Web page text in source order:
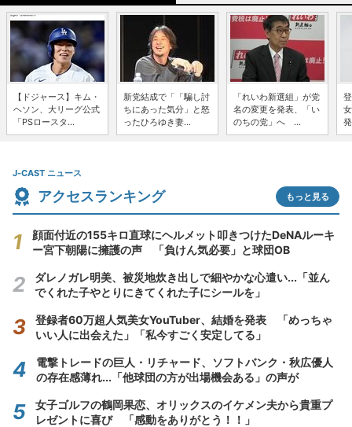
【ドジャース】キム・
ヘソン、大リーグ公式
「PSロースタ...
新党結成で「「騙し討
ちにあった気分」と怒
ったひろゆき妻...
「れいわ新選組」が党
名の変更を発表、「い
のちの党」へ ...
J-CAST ニュース
アクセスランキング もっと見る
顔面付近の155キロ直球にヘルメット叩きつけたDeNAルーキ
ー宮下朝陽に擁護の声 「負けん気必要」と球団OB
ダレノガレ明美、被災地炊き出しで細やかな心遣い...「並ん
でくれた子やとりにきてくれた子にシールを」
登録者60万超人気美女YouTuber、結婚を発表 「めっちゃ
いい人に出会えた」「私今すごく安定してる」
電撃トレードの巨人・リチャード、ソフトバンク・秋広優人
の存在感薄れ...「他球団の方が出場機会ある」の声が
女子ゴルフの鶴岡果恋、オリックスのイケメン夫から貴重プ
レゼントに喜び 「感動をありがとう！！」